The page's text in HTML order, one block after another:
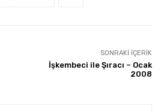
SONRAKI İÇERIK
İşkembeci ile Şıracı – Ocak
2008